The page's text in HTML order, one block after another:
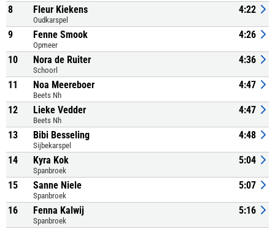
8 Fleur Kiekens
Oudkarspel
4:22
9 Fenne Smook
Opmeer
4:26
10 Nora de Ruiter
Schoorl
4:36
11 Noa Meereboer
Beets Nh
4:47
12 Lieke Vedder
Beets Nh
4:47
13 Bibi Besseling
Sijbekarspel
4:48
14 Kyra Kok
Spanbroek
5:04
15 Sanne Niele
Spanbroek
5:07
16 Fenna Kalwij
Spanbroek
5:16